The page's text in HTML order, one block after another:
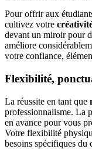
Pour offrir aux
cultivez votre
devant un miroir pour
améliore
votre confiance,
Flexibilité,
La réussite en tant que
professionnalisme. La
en avance pour vous
Votre flexibilité
besoins spécifiques du